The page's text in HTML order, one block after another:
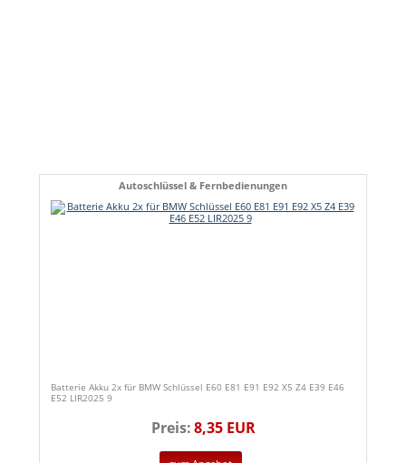
Autoschlüssel & Fernbedienungen
Batterie Akku 2x für BMW Schlüssel E60 E81 E91 E92 X5 Z4 E39 E46
E52 LIR2025 9
Preis:8,35 EUR